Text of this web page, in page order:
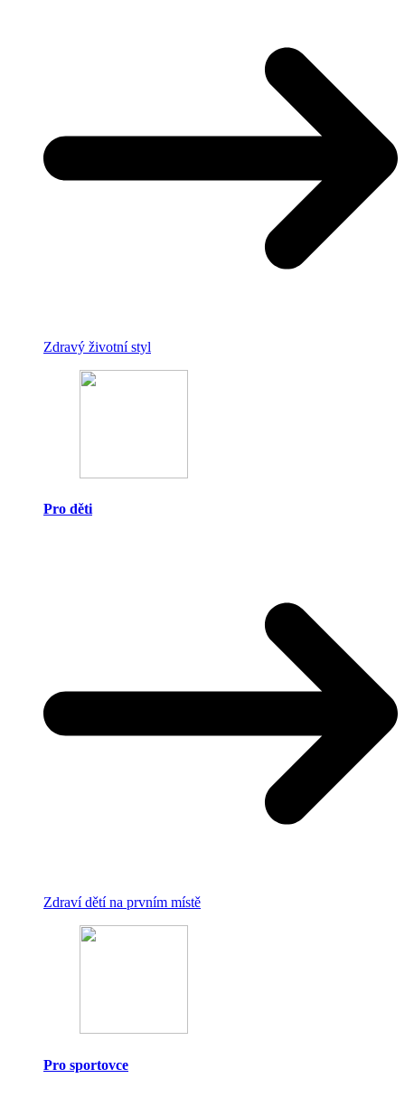
Zdravý životní styl
Pro děti
Zdraví dětí na prvním místě
Pro sportovce